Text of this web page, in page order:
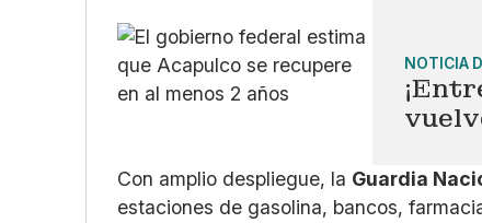
NOTICIA
Con amplio despliegue, la Guardia
estaciones de gasolina, bancos,